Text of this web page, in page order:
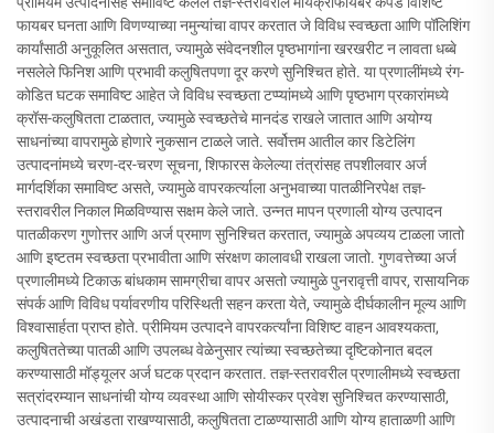
फायबर घनता आणि विणण्याच्या नमुन्यांचा वापर करतात जे विविध स्वच्छता आणि पॉलिशिंग
कार्यांसाठी अनुकूलित असतात, ज्यामुळे संवेदनशील पृष्ठभागांना खरखरीट न लावता धब्बे
नसलेले फिनिश आणि प्रभावी कलुषितपणा दूर करणे सुनिश्चित होते. या प्रणालींमध्ये रंग-
कोडित घटक समाविष्ट आहेत जे विविध स्वच्छता टप्प्यांमध्ये आणि पृष्ठभाग प्रकारांमध्ये
क्रॉस-कलुषितता टाळतात, ज्यामुळे स्वच्छतेचे मानदंड राखले जातात आणि अयोग्य
साधनांच्या वापरामुळे होणारे नुकसान टाळले जाते. सर्वोत्तम आतील कार डिटेलिंग
उत्पादनांमध्ये चरण-दर-चरण सूचना, शिफारस केलेल्या तंत्रांसह तपशीलवार अर्ज
मार्गदर्शिका समाविष्ट असते, ज्यामुळे वापरकर्त्याला अनुभवाच्या पातळीनिरपेक्ष तज्ञ-
स्तरावरील निकाल मिळविण्यास सक्षम केले जाते. उन्नत मापन प्रणाली योग्य उत्पादन
पातळीकरण गुणोत्तर आणि अर्ज प्रमाण सुनिश्चित करतात, ज्यामुळे अपव्यय टाळला जातो
आणि इष्टतम स्वच्छता प्रभावीता आणि संरक्षण कालावधी राखला जातो. गुणवत्तेच्या अर्ज
प्रणालीमध्ये टिकाऊ बांधकाम सामग्रीचा वापर असतो ज्यामुळे पुनरावृत्ती वापर, रासायनिक
संपर्क आणि विविध पर्यावरणीय परिस्थिती सहन करता येते, ज्यामुळे दीर्घकालीन मूल्य आणि
विश्वासार्हता प्राप्त होते. प्रीमियम उत्पादने वापरकर्त्यांना विशिष्ट वाहन आवश्यकता,
कलुषिततेच्या पातळी आणि उपलब्ध वेळेनुसार त्यांच्या स्वच्छतेच्या दृष्टिकोनात बदल
करण्यासाठी मॉड्यूलर अर्ज घटक प्रदान करतात. तज्ञ-स्तरावरील प्रणालीमध्ये स्वच्छता
सत्रांदरम्यान साधनांची योग्य व्यवस्था आणि सोयीस्कर प्रवेश सुनिश्चित करण्यासाठी,
उत्पादनाची अखंडता राखण्यासाठी, कलुषितता टाळण्यासाठी आणि योग्य हाताळणी आणि